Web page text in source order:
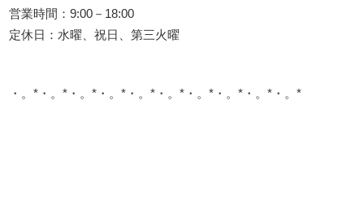
営業時間：9:00－18:00
定休日：水曜、祝日、第三火曜
・。*・。*・。*・。*・。*・。*・。*・。*・。*・。*